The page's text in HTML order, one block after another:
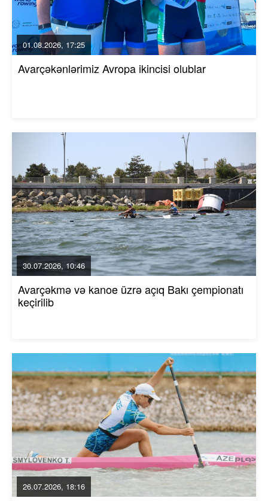
01.08.2026, 17:25
Avarçəkənlərimiz Avropa ikincisi olublar
30.07.2026, 10:46
Avarçəkmə və kanoe üzrə açıq Bakı çempionatı
keçirilib
26.07.2026, 18:16